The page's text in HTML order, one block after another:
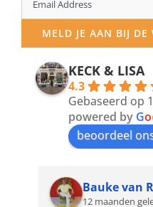
your
email
address
MELD JE AAN BIJ DE
KECK & LISA
4.3
Gebaseerd op
powered by Go
beoordeel
Bauke van
12 maanden